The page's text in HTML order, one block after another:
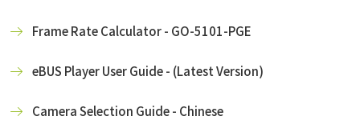
Frame Rate Calculator - GO-5101-PGE
eBUS Player User Guide - (Latest Version)
Camera Selection Guide - Chinese